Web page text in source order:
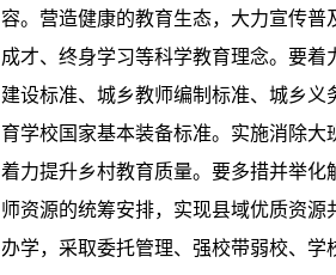
容。营造健康的教育生态，大力宣传
成才、终身学习等科学教育理念。要
建设标准、城乡教师编制标准、城乡
育学校国家基本装备标准。实施消除大
着力提升乡村教育质量。要多措并举
师资源的统筹安排，实现县域优质资
办学，采取委托管理、强校带弱校、